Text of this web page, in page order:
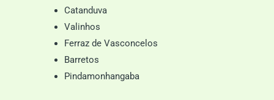
Catanduva
Valinhos
Ferraz de Vasconcelos
Barretos
Pindamonhangaba